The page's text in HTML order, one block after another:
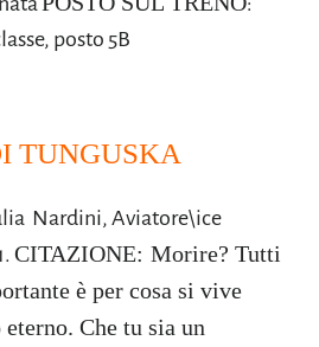
posto 5B
TUNGUSKA
Nardini, Aviatore\ice
CITAZIONE: Morire? Tutti
è per cosa si vive
Che tu sia un